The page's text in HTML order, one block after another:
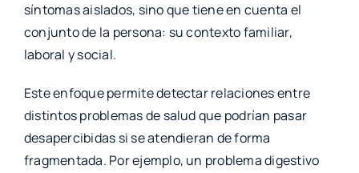
síntomas aislados, sino que tiene en cuenta el
conjunto de la persona: su contexto familiar,
laboral y social.
Este enfoque permite detectar relaciones entre
distintos problemas de salud que podrían pasar
desapercibidas si se atendieran de forma
fragmentada. Por ejemplo, un problema digestivo